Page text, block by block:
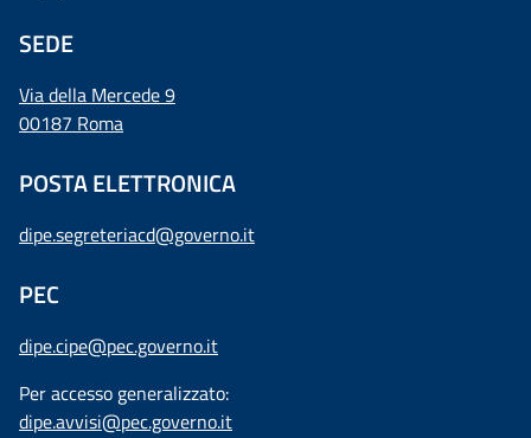
SEDE
Via della Mercede 9
00187 Roma
POSTA ELETTRONICA
dipe.segreteriacd@governo.it
PEC
dipe.cipe@pec.governo.it
Per accesso generalizzato:
dipe.avvisi@pec.governo.it